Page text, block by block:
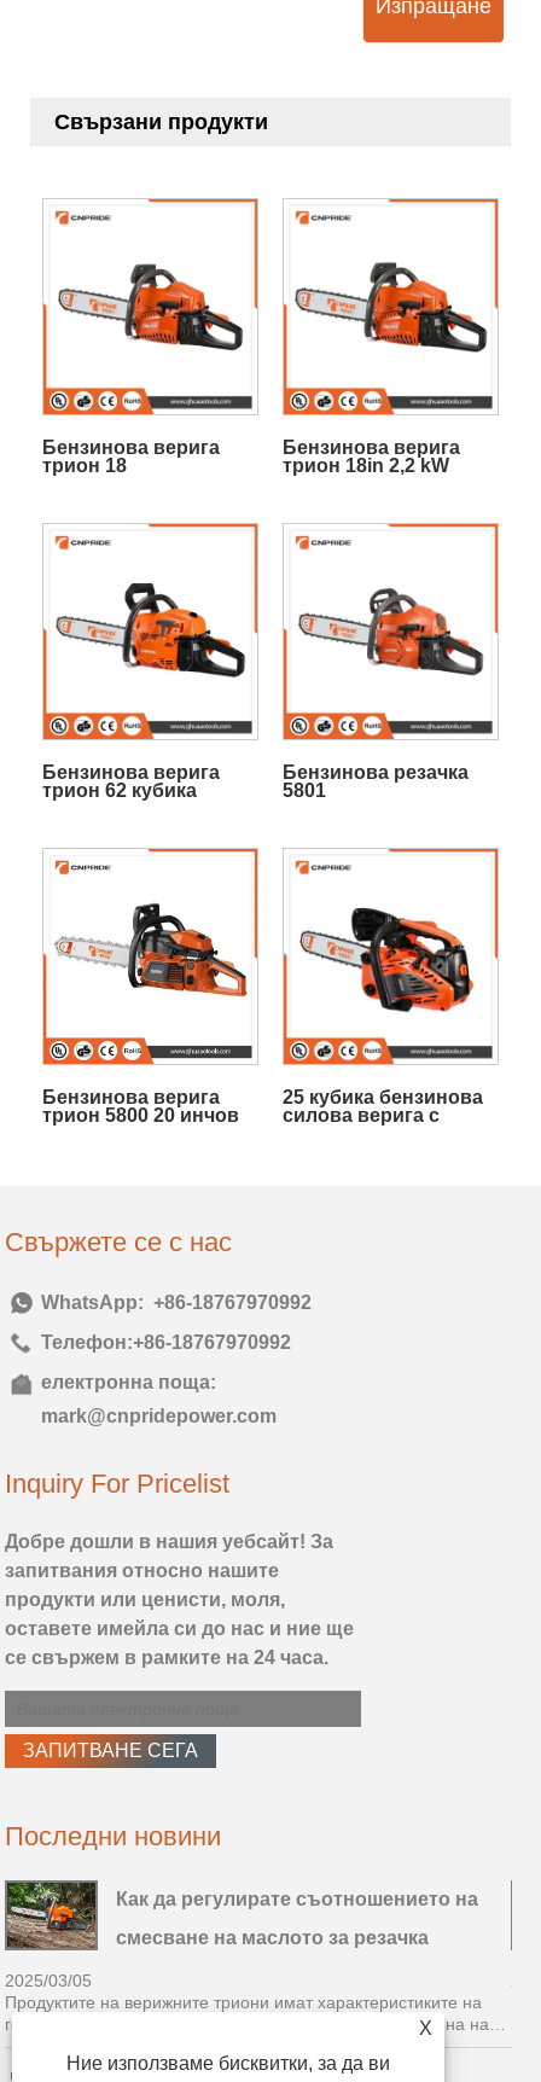
Изпращане
Свързани продукти
Бензинова верига
трион 18
Бензинова верига
трион 18in 2,2 kW
Бензинова верига
трион 62 кубика
Бензинова резачка
5801
Бензинова верига
трион 5800 20 инчов
25 кубика бензинова
силова верига с
Свържете се с нас
Тел:+86-18767970992
Телефон:+86-18767970992
електронна поща:
mark@cnpridepower.com
Inquiry For Pricelist
Добре дошли в нашия уебсайт! За
запитвания относно нашите
продукти или ценисти, моля,
оставете имейла си до нас и ние ще
се свържем в рамките на 24 часа.
Последни новини
Как да регулирате съотношението на
смесване на маслото за резачка
2025/03/05
Продуктите на верижните триони имат характеристиките на
голямата мощност и са се превърнали в водеща машина на
ръчно прибиране на реколтата в Китай.
X
Ние използваме бисквитки, за да ви